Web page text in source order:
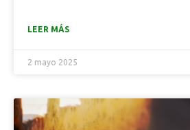
LEER MÁS
2 mayo 2025